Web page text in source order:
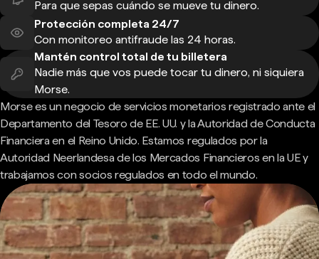
Para que sepas cuándo se mueve tu dinero.
Protección completa 24/7
Con monitoreo antifraude las 24 horas.
Mantén control total de tu billetera
Nadie más que vos puede tocar tu dinero, ni siquiera
Morse.
Morse es un negocio de servicios monetarios registrado ante el
Departamento del Tesoro de EE. UU. y la Autoridad de Conducta
Financiera en el Reino Unido. Estamos regulados por la
Autoridad Neerlandesa de los Mercados Financieros en la UE y
trabajamos con socios regulados en todo el mundo.